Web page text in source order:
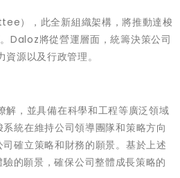
），此全新組織架構，將推動達梭
Daloz將從營運層面，統籌決策公司
資源以及行政管理。
，並具備在科學和工程等廣泛領域
統在維持公司領導團隊和策略方向
確立策略和財務的願景。基於上述
的願景，確保公司整體成長策略的